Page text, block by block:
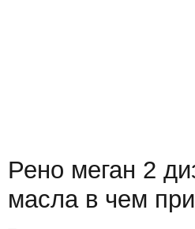
Рено меган 2
масла в чем